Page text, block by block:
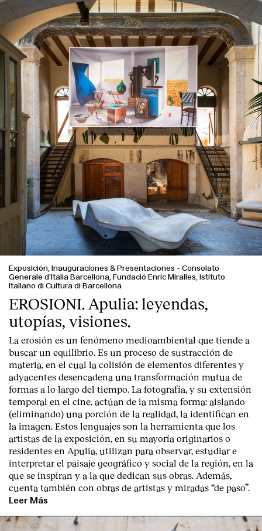
Exposición, Inauguraciones & Presentaciones - Consolato
Generale d’Italia Barcellona, Fundació Enric Miralles, Istituto
Italiano di Cultura di Barcellona
EROSIONI. Apulia: leyendas,
utopías, visiones.
La erosión es un fenómeno medioambiental que tiende a
buscar un equilibrio. Es un proceso de sustracción de
materia, en el cual la colisión de elementos diferentes y
adyacentes desencadena una transformación mutua de
formas a lo largo del tiempo. La fotografía, y su extensión
temporal en el cine, actúan de la misma forma: aislando
(eliminando) una porción de la realidad, la identifican en
la imagen. Estos lenguajes son la herramienta que los
artistas de la exposición, en su mayoría originarios o
residentes en Apulia, utilizan para observar, estudiar e
interpretar el paisaje geográfico y social de la región, en la
que se inspiran y a la que dedican sus obras. Además,
cuenta también con obras de artistas y miradas “de paso”.
Leer Más